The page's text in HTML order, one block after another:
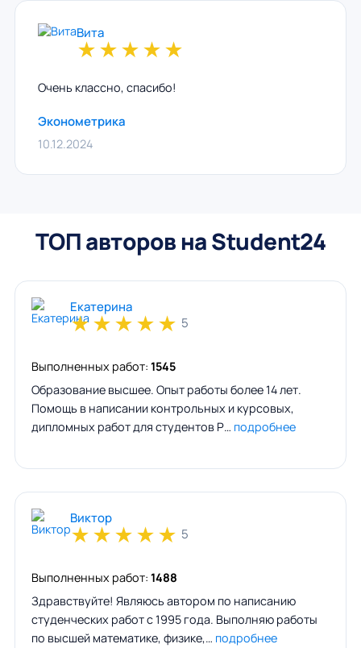
Вита
★★★★★
Очень классно, спасибо!
Эконометрика
10.12.2024
ТОП авторов на Student24
Екатерина
★★★★★ 5
Выполненных работ: 1545
Образование высшее. Опыт работы более 14 лет.
Помощь в написании контрольных и курсовых,
дипломных работ для студентов Р… подробнее
Виктор
★★★★★ 5
Выполненных работ: 1488
Здравствуйте! Являюсь автором по написанию
студенческих работ с 1995 года. Выполняю работы
по высшей математике, физике,… подробнее